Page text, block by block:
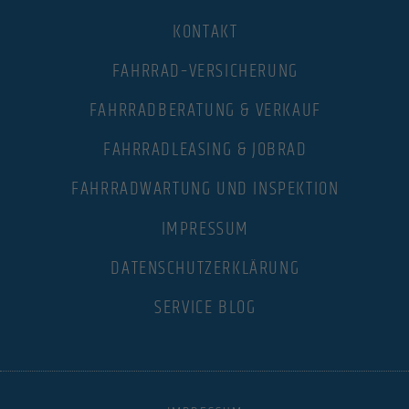
KONTAKT
FAHRRAD–VERSICHERUNG
FAHRRADBERATUNG & VERKAUF
FAHRRADLEASING & JOBRAD
FAHRRADWARTUNG UND INSPEKTION
IMPRESSUM
DATENSCHUTZERKLÄRUNG
SERVICE BLOG